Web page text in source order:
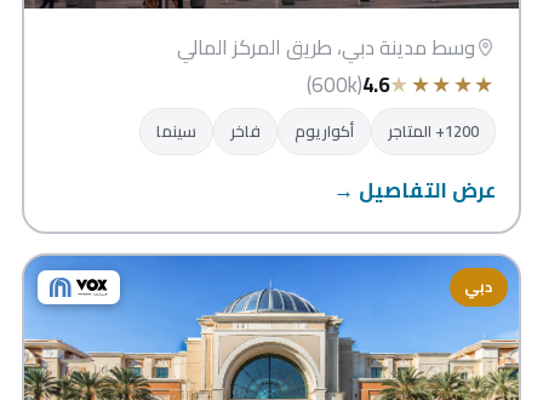
وسط مدينة دبي، طريق المركز المالي
★
★
★
★
★
4.6
(600k)
1200+ المتاجر أكواريوم فاخر سينما
عرض التفاصيل →
دبي